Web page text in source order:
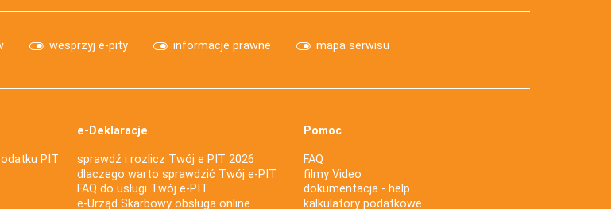
wesprzyj e-pity informacje prawne mapa serwisu
PIT
e-Deklaracje
sprawdź i rozlicz Twój e PIT 2026
dlaczego warto sprawdzić Twój e-PIT
FAQ do usługi Twój e-PIT
e-Urząd Skarbowy obsługa online
Pomoc
FAQ
filmy Video
dokumentacja - help
kalkulatory podatkowe